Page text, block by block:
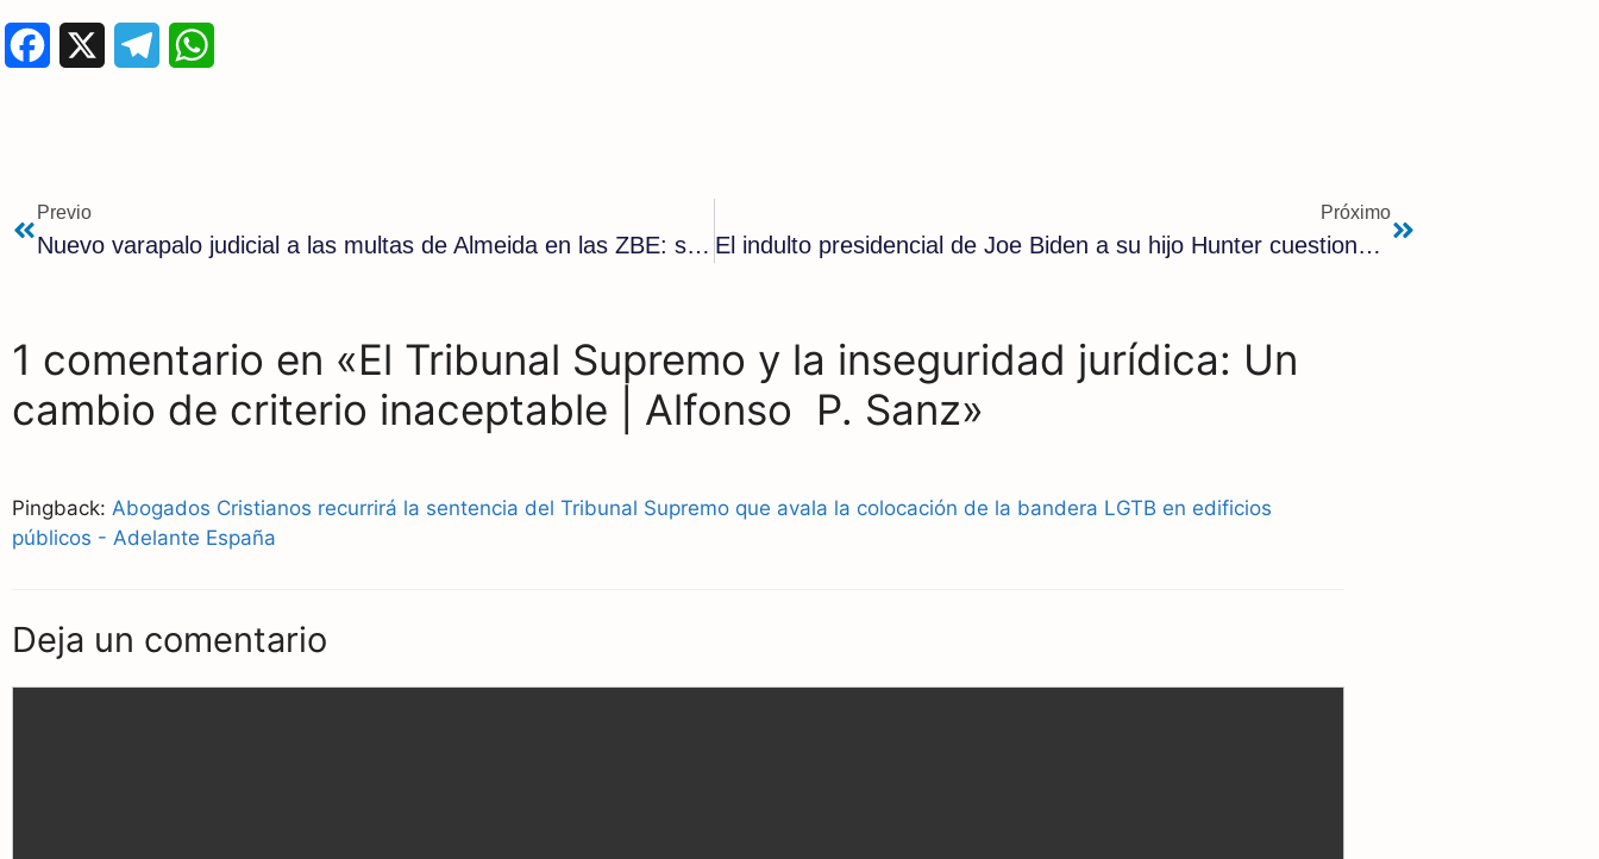
b
k m p
Previo
Nuevo varapalo judicial a las multas de Almeida en las ZBE: son nulas si no aparece en la foto la limitación de acceso
Próximo
El indulto presidencial de Joe Biden a su hijo Hunter cuestiona la integridad de la izquierda
1 comentario en «El Tribunal Supremo y la inseguridad jurídica: Un
cambio de criterio inaceptable | Alfonso P. Sanz»
Pingback: Abogados Cristianos recurrirá la sentencia del Tribunal Supremo que avala la colocación de la bandera LGTB en edificios
públicos - Adelante España
Deja un comentario